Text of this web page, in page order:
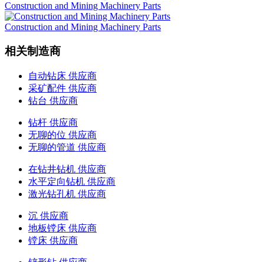
Construction and Mining Machinery Parts
Construction and Mining Machinery Parts
相关制造商
自动钻床 供应商
采矿配件 供应商
钻台 供应商
钻杆 供应商
无聊的位 供应商
无聊的管道 供应商
在钻井钻机 供应商
水平定向钻机 供应商
激光钻孔机 供应商
沉 供应商
地板镗床 供应商
镗床 供应商